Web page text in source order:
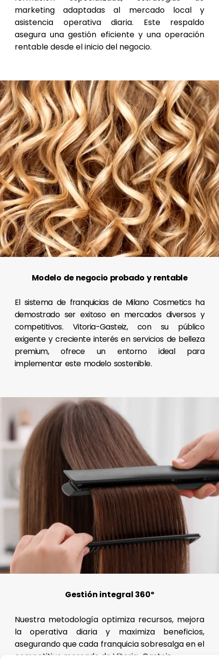
marketing adaptadas al mercado local y
asistencia operativa diaria. Este respaldo
asegura una gestión eficiente y una operación
rentable desde el inicio del negocio.
Modelo de negocio probado y rentable
El sistema de franquicias de Milano Cosmetics ha
demostrado ser exitoso en mercados diversos y
competitivos. Vitoria-Gasteiz, con su público
exigente y creciente interés en servicios de belleza
premium, ofrece un entorno ideal para
implementar este modelo sostenible.
Gestión integral 360º
Nuestra metodología optimiza recursos, mejora
la operativa diaria y maximiza beneficios,
asegurando que cada franquicia sobresalga en el
competitivo mercado de Vitoria-Gasteiz.